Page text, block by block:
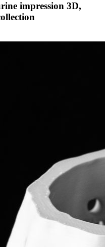
impression 3D,